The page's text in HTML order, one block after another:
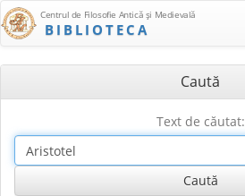
Centrul de Filosofie Antică şi Medievală
BIBLIOTECA
Caută
Text de căutat: